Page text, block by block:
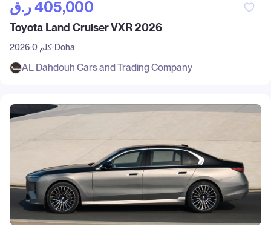
ر.ق‎ 405,000
Toyota Land Cruiser VXR 2026
2026 0 كلم Doha
AL Dahdouh Cars and Trading Company